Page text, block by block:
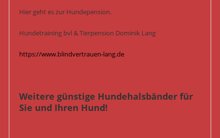
Hier geht es zur Hundepension.
Hundetraining bvl & Tierpension Dominik Lang
https://www.blindvertrauen-lang.de
Weitere günstige Hundehalsbänder für
Sie und Ihren Hund!